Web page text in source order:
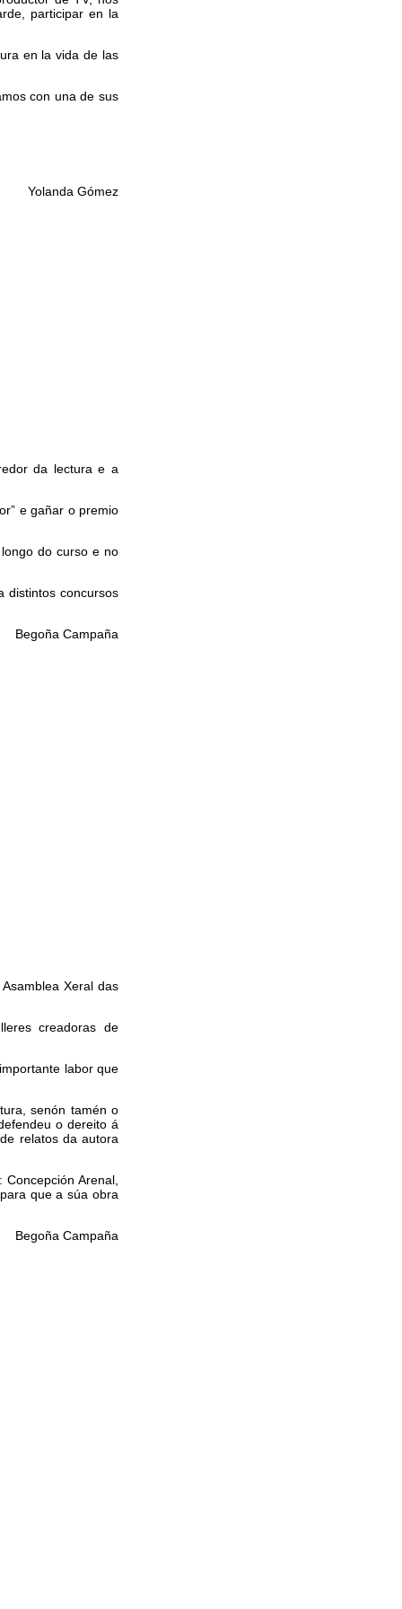
participar en la
en la vida de las
con una de sus
Yolanda Gómez
da lectura e a
e gañar o premio
do curso e no
distintos concursos
Begoña Campaña
Xeral das
creadoras de
labor que
senón tamén o
o dereito á
relatos da autora
Arenal,
que a súa obra
Begoña Campaña